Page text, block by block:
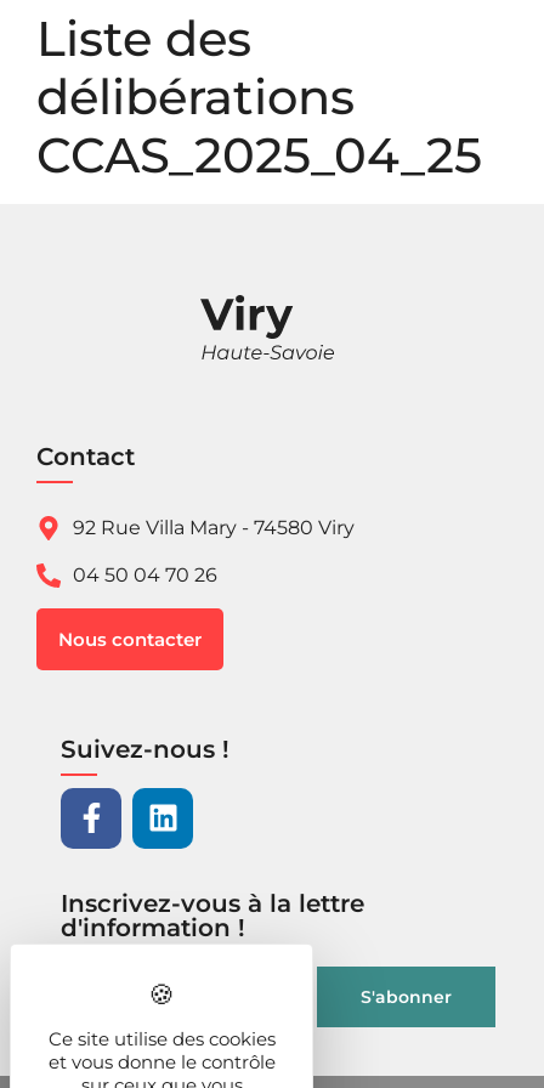
Liste des
délibérations
CCAS_2025_04_25
Contact
92 Rue Villa Mary - 74580 Viry
04 50 04 70 26
Nous contacter
Suivez-nous !
Inscrivez-vous à la lettre
d'information !
Panneau de gestion des cookies
Ce site utilise des cookies
et vous donne le contrôle